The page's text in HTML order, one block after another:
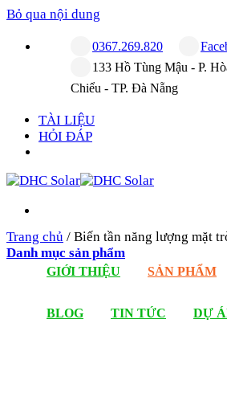
Bỏ qua nội dung
0367.269.820
133 Hồ Tùng Mậu - P.
Chiểu - TP. Đà Nẵng
TÀI LIỆU
HỎI ĐÁP
GIỚI THIỆU SẢN PHẨM
BLOG TIN TỨC DỰ
Trang chủ / Biến tần năng lượng mặt
Danh mục sản phẩm